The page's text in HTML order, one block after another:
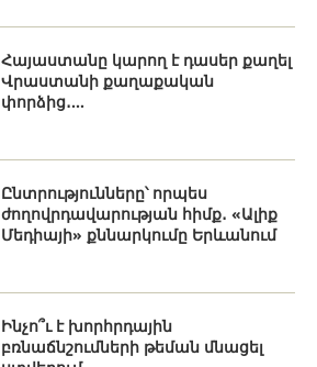
Հայաստանը կարող է դասեր քաղել
Վրաստանի քաղաքական
փորձից․...
Ընտրությունները՝ որպես
ժողովրդավարության հիմք․ «Ալիք
Մեդիայի» քննարկումը Երևանում
Ինչո՞ւ է խորհրդային
բռնաճնշումների թեման մնացել